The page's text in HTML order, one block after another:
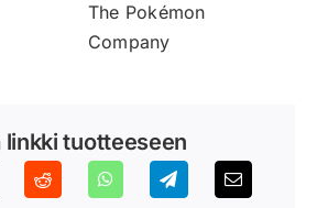
The Pokémon
Company
linkki tuotteeseen